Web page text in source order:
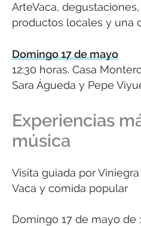
ArteVaca,
productos locales y una
Domingo 17 de mayo
12:30 horas. Casa
Sara Águeda y Pepe
Experiencias
música
Visita guiada por
Vaca y comida popular
Domingo 17 de mayo de